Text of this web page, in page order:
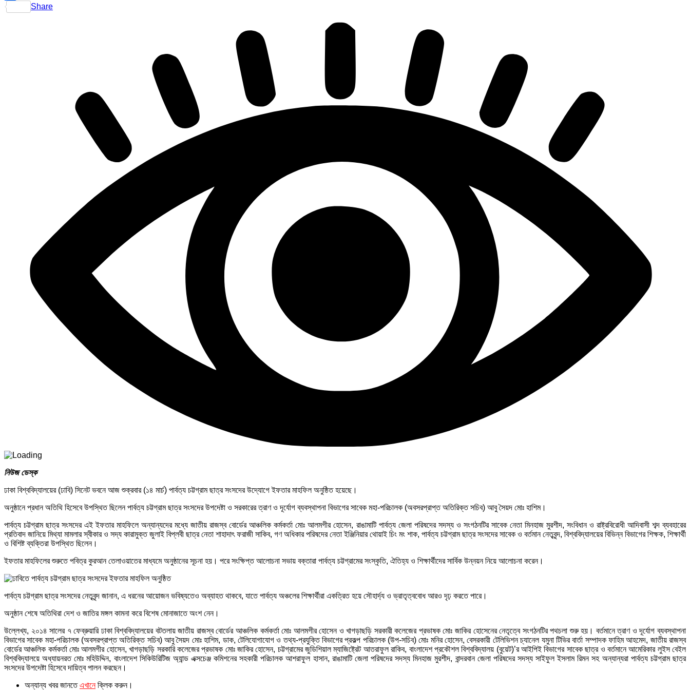
Share
নিউজ ডেস্ক
ঢাকা বিশ্ববিদ্যালয়ের (ঢাবি) সিনেট ভবনে আজ শুক্রবার (১৪ মার্চ) পার্বত্য চট্টগ্রাম ছাত্র সংসদের উদ্যোগে ইফতার মাহফিল অনুষ্ঠিত হয়েছে।
অনুষ্ঠানে প্রধান অতিথি হিসেবে উপস্থিত ছিলেন পার্বত্য চট্টগ্রাম ছাত্র সংসদের উপদেষ্টা ও সরকারের ত্রাণ ও দূর্যোগ ব্যবস্থাপনা বিভাগের সাবেক মহা-পরিচালক (অবসরপ্রাপ্ত অতিরিক্ত সচিব) আবু সৈয়দ মোঃ হাশিম।
পার্বত্য চট্টগ্রাম ছাত্র সংসদের এই ইফতার মাহফিলে অন্যান্যদের মধ্যে জাতীয় রাজস্ব বোর্ডের আঞ্চলিক কর্মকর্তা মোঃ আলমগীর হোসেন, রাঙামাটি পার্বত্য জেলা পরিষদের সদস্য ও সংগঠনটির সাবেক নেতা ‍মিনহাজ মুরশীদ, সংবিধান ও রাষ্ট্রবিরোধী আদিবাসী শব্দ ব্যবহারের
প্রতিবাদ জানিয়ে মিথ্যা মামলার স্বীকার ও সদ্য কারামুক্ত জুলাই বিপ্লবী ছাত্র নেতা শাহাদাৎ ফরাজী সাকিব, গণ অধিকার পরিষদের নেতা ইঞ্জিনিয়ার থোয়াই চিং মং শাক, পার্বত্য চট্টগ্রাম ছাত্র সংসদের সাবেক ও বর্তমান নেতৃবৃন্দ, বিশ্ববিদ্যালয়ের বিভিন্ন বিভাগের শিক্ষক, শিক্ষার্থী
ও বিশিষ্ট ব্যক্তিরা উপস্থিত ছিলেন।
ইফতার মাহফিলের শুরুতে পবিত্র কুরআন তেলাওয়াতের মাধ্যমে অনুষ্ঠানের সূচনা হয়। পরে সংক্ষিপ্ত আলোচনা সভায় বক্তারা পার্বত্য চট্টগ্রামের সংস্কৃতি, ঐতিহ্য ও শিক্ষার্থীদের সার্বিক উন্নয়ন নিয়ে আলোচনা করেন।
পার্বত্য চট্টগ্রাম ছাত্র সংসদের নেতৃবৃন্দ জানান, এ ধরনের আয়োজন ভবিষ্যতেও অব্যাহত থাকবে, যাতে পার্বত্য অঞ্চলের শিক্ষার্থীরা একত্রিত হয়ে সৌহার্দ্য ও ভ্রাতৃত্ববোধ আরও দৃঢ় করতে পারে।
অনুষ্ঠান শেষে অতিথিরা দেশ ও জাতির মঙ্গল কামনা করে বিশেষ মোনাজাতে অংশ নেন।
উল্লেখ্য, ২০১৪ সালের ৭ ফেব্রুয়ারি ঢাকা বিশ্ববিদ্যালয়ের বটতলায় জাতীয় রাজস্ব বোর্ডের আঞ্চলিক কর্মকর্তা মোঃ আলমগীর হোসেন ও খাগড়াছড়ি সরকারী কলেজের প্রভাষক মোঃ জাকির হোসেনের নেতৃত্বে সংগঠনটির পথচলা শুরু হয়। বর্তমানে ত্রাণ ও দূর্যোগ ব্যবস্থাপনা
বিভাগের সাবেক মহা-পরিচালক (অবসরপ্রাপ্ত অতিরিক্ত সচিব) আবু সৈয়দ মোঃ হাশিম, ডাক, টেলিযোগাযোগ ও তথ্য-প্রযুক্তি বিভাগের প্রকল্প পরিচালক (উপ-সচিব) মোঃ মনির হোসেন, বেসরকারী টেলিভিশন চ্যানেল যমুনা টিভির বার্তা সম্পাদক ফাহিম আহমেদ, জাতীয় রাজস্ব
বোর্ডের আঞ্চলিক কর্মকর্তা মোঃ আলমগীর হোসেন, খাগড়াছড়ি সরকারি কলেজের প্রভাষক মোঃ জাকির হোসেন, চট্টগ্রামের জুডিশিয়াল ম্যাজিষ্ট্রেট আতরাফুল রাকিব, বাংলাদেশ প্রকৌশল বিশ্ববিদ্যালয় (বুয়েট)’র আইপিই বিভাগের সাবেক ছাত্র ও বর্তমানে আমেরিকার লুইস বেইল
বিশ্ববিদ্যালয়ে অধ্যায়নরত মোঃ মহিউদ্দিন, বাংলাদেশ সিকিউরিটিজ অ্যান্ড এক্সচেঞ্জ কমিশনের সহকারী পরিচালক আশরাফুল হাসান, রাঙামাটি জেলা পরিষদের সদস্য মিনহাজ মুরশীদ, বান্দরবান জেলা পরিষদের সদস্য সাইফুল ইসলাম রিমন সহ অন্যান্যরা পার্বত্য চট্টগ্রাম ছাত্র
সংসদের উপদেষ্টা হিসেবে দায়িত্ব পালন করছেন।
অন্যান্য খবর জানতে এখানে ক্লিক করুন।